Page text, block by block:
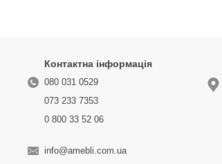
Контактна інформація
080 031 0529
073 233 7353
0 800 33 52 06
info@amebli.com.ua